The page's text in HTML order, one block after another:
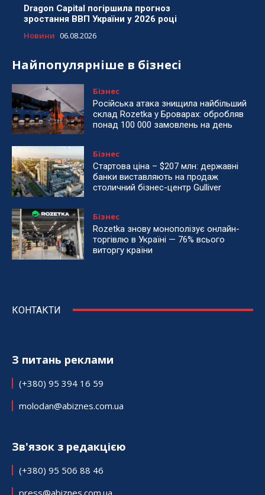
Dragon Capital погіршила прогноз
зростання ВВП України у 2026 році
Новини 06.08.2026
Найпопулярніше в бізнесі
Бізнес
Російська атака знищила найбільший
склад Rozetka у Броварах: обробляв
понад 100 000 замовлень на день
Бізнес
Стартова ціна – $207 млн: державні
банки виставляють на продаж
столичний бізнес-центр Gulliver
Бізнес
Rozetka знову монополізує онлайн-
торгівлю в Україні — 76% всього
виторгу країни
КОНТАКТИ
З питань реклами
(+380) 95 394 16 59
molodan@abiznes.com.ua
Зв'язок з редакцією
(+380) 95 506 88 46
press@abiznes.com.ua